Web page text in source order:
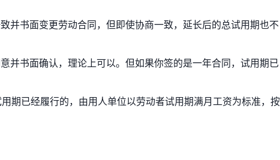
并书面变更劳动合同，但即使协商一致，延长后的总试用期也不
并书面确认，理论上可以。但如果你签的是一年合同，试用期已
期已经履行的，由用人单位以劳动者试用期满月工资为标准，按